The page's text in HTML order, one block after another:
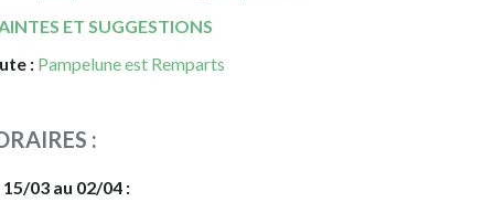
ET SUGGESTIONS
: Pampelune est Remparts
:
15/03 au 02/04 :